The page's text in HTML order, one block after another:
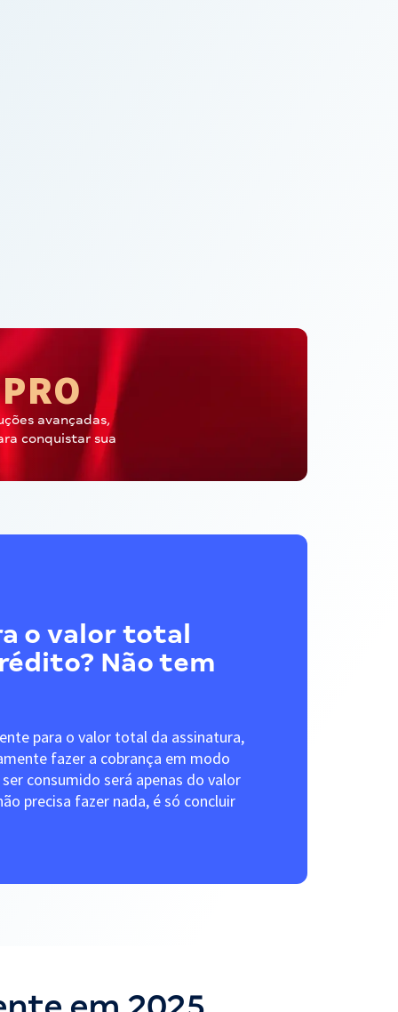
PRO
avançadas,
conquistar sua
o valor total
Não tem
para o valor total da assinatura,
fazer a cobrança em modo
consumido será apenas do valor
precisa fazer nada, é só concluir